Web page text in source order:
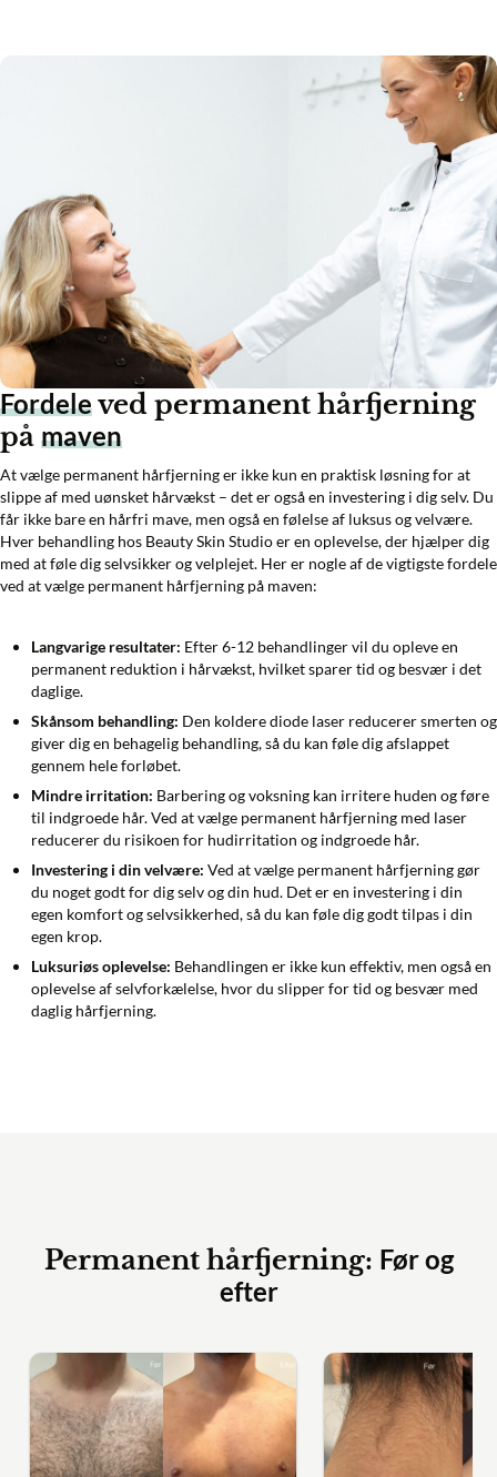
Fordeleved permanent hårfjerning
på maven
At vælge permanent hårfjerning er ikke kun en praktisk løsning for at
slippe af med uønsket hårvækst – det er også en investering i dig selv. Du
får ikke bare en hårfri mave, men også en følelse af luksus og velvære.
Hver behandling hos Beauty Skin Studio er en oplevelse, der hjælper dig
med at føle dig selvsikker og velplejet. Her er nogle af de vigtigste fordele
ved at vælge permanent hårfjerning på maven:
Langvarige resultater: Efter 6-12 behandlinger vil du opleve en
permanent reduktion i hårvækst, hvilket sparer tid og besvær i det
daglige.
Skånsom behandling: Den koldere diode laser reducerer smerten og
giver dig en behagelig behandling, så du kan føle dig afslappet
gennem hele forløbet.
Mindre irritation: Barbering og voksning kan irritere huden og føre
til indgroede hår. Ved at vælge permanent hårfjerning med laser
reducerer du risikoen for hudirritation og indgroede hår.
Investering i din velvære: Ved at vælge permanent hårfjerning gør
du noget godt for dig selv og din hud. Det er en investering i din
egen komfort og selvsikkerhed, så du kan føle dig godt tilpas i din
egen krop.
Luksuriøs oplevelse: Behandlingen er ikke kun effektiv, men også en
oplevelse af selvforkælelse, hvor du slipper for tid og besvær med
daglig hårfjerning.
Permanent hårfjerning: Før og
efter